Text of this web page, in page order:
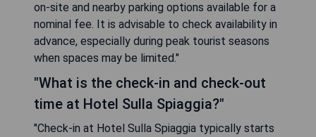
on-site and nearby parking options available for a
nominal fee. It is advisable to check availability in
advance, especially during peak tourist seasons
when spaces may be limited."
"What is the check-in and check-out
time at Hotel Sulla Spiaggia?"
"Check-in at Hotel Sulla Spiaggia typically starts